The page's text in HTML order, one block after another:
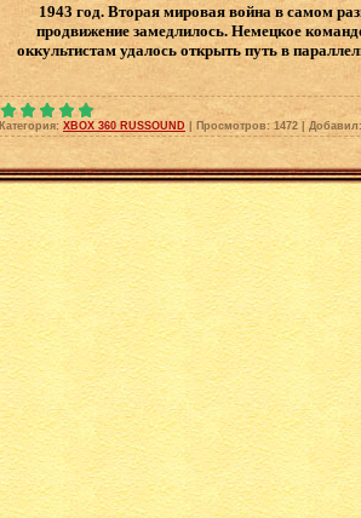
1943 год. Вторая мировая война в самом
продвижение замедлилось. Немецкое
оккультистам удалось открыть путь в
Категория: XBOX 360 RUSSOUND Просмотров: 1472 Добавил: